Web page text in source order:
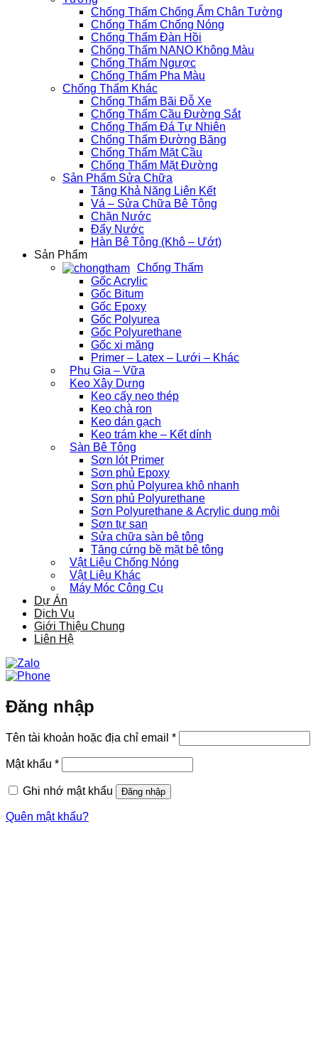
Chống Thấm Chống Ẩm Chân Tường
Chống Thấm Chống Nóng
Chống Thấm Đàn Hồi
Chống Thấm NANO Không Màu
Chống Thấm Ngược
Chống Thấm Pha Màu
Chống Thấm Khác
Chống Thấm Bãi Đỗ Xe
Chống Thấm Cầu Đường Sắt
Chống Thấm Đá Tự Nhiên
Chống Thấm Đường Băng
Chống Thấm Mặt Cầu
Chống Thấm Mặt Đường
Sản Phẩm Sửa Chữa
Tăng Khả Năng Liên Kết
Vá – Sửa Chữa Bê Tông
Chặn Nước
Đẩy Nước
Hàn Bê Tông (Khô – Ướt)
Sản Phẩm
Chống Thấm
Gốc Acrylic
Gốc Bitum
Gốc Epoxy
Gốc Polyurea
Gốc Polyurethane
Gốc xi măng
Primer – Latex – Lưới – Khác
Phụ Gia – Vữa
Keo Xây Dựng
Keo cấy neo thép
Keo chà ron
Keo dán gạch
Keo trám khe – Kết dính
Sàn Bê Tông
Sơn lót Primer
Sơn phủ Epoxy
Sơn phủ Polyurea khô nhanh
Sơn phủ Polyurethane
Sơn Polyurethane & Acrylic dung môi
Sơn tự san
Sửa chữa sàn bê tông
Tăng cứng bề mặt bê tông
Vật Liệu Chống Nóng
Vật Liệu Khác
Máy Móc Công Cụ
Dự Án
Dịch Vụ
Giới Thiệu Chung
Liên Hệ
Đăng nhập
Tên tài khoản hoặc địa chỉ email *Bắt
buộc
Mật khẩu *Bắt
buộc
Ghi nhớ mật khẩu
Đăng nhập
Quên mật khẩu?